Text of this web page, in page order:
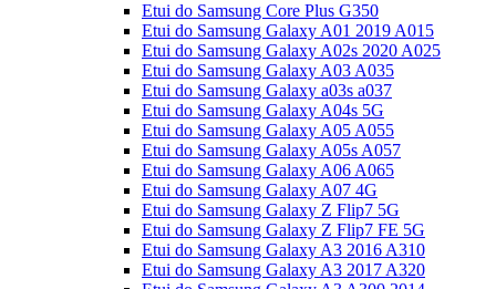
Etui do Samsung Core Plus G350
Etui do Samsung Galaxy A01 2019 A015
Etui do Samsung Galaxy A02s 2020 A025
Etui do Samsung Galaxy A03 A035
Etui do Samsung Galaxy a03s a037
Etui do Samsung Galaxy A04s 5G
Etui do Samsung Galaxy A05 A055
Etui do Samsung Galaxy A05s A057
Etui do Samsung Galaxy A06 A065
Etui do Samsung Galaxy A07 4G
Etui do Samsung Galaxy Z Flip7 5G
Etui do Samsung Galaxy Z Flip7 FE 5G
Etui do Samsung Galaxy A3 2016 A310
Etui do Samsung Galaxy A3 2017 A320